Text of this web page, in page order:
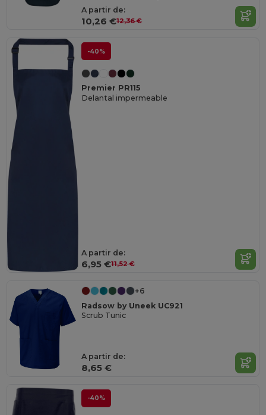
A partir de:
10,26 €12,36 €
-40%
Premier PR115
Delantal impermeable
A partir de:
6,95 €11,52 €
+6
Radsow by Uneek UC921
Scrub Tunic
A partir de:
8,65 €
-40%